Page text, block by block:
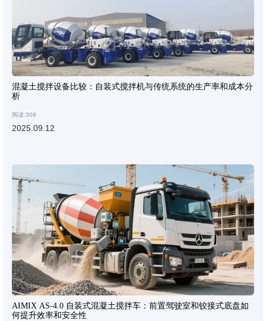
混凝土搅拌设备比较：自装式搅拌机与传统系统的生产率和成本分
析
阅读:309
2025.09.12
AIMIX AS-4.0 自装式混凝土搅拌车：前置驾驶室和铰接式底盘如
何提升效率和安全性